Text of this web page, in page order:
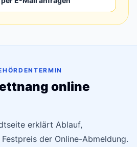
online
erklärt Ablauf,
der Online-Abmeldung.